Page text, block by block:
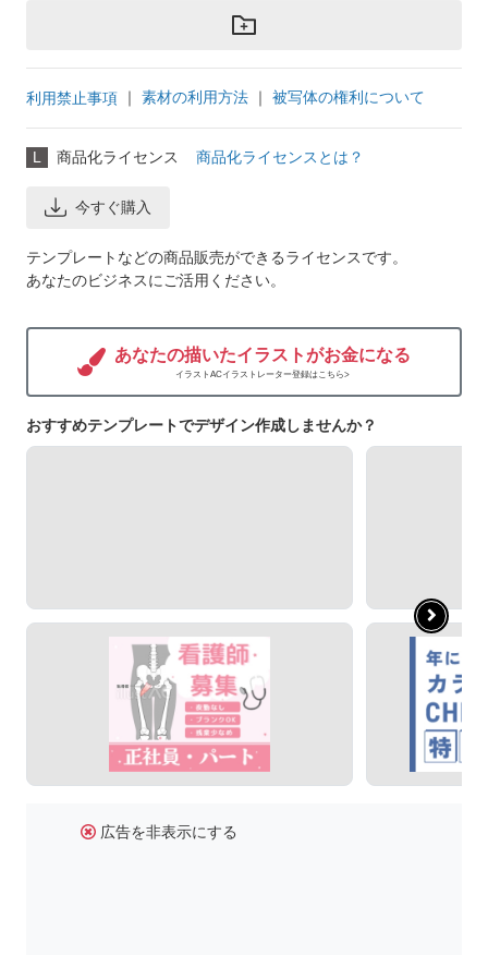
利用禁止事項 ｜ 素材の利用方法 ｜ 被写体の権利について
L 商品化ライセンス 商品化ライセンスとは？
今すぐ購入
テンプレートなどの商品販売ができるライセンスです。
あなたのビジネスにご活用ください。
あなたの描いたイラストがお金になる
イラストACイラストレーター登録はこちら>
おすすめテンプレートでデザイン作成しませんか？
広告を非表示にする